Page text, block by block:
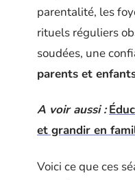
parentalité, les
rituels réguliers
soudées, une
parents et
A voir aussi :
et grandir en
Voici ce que ces